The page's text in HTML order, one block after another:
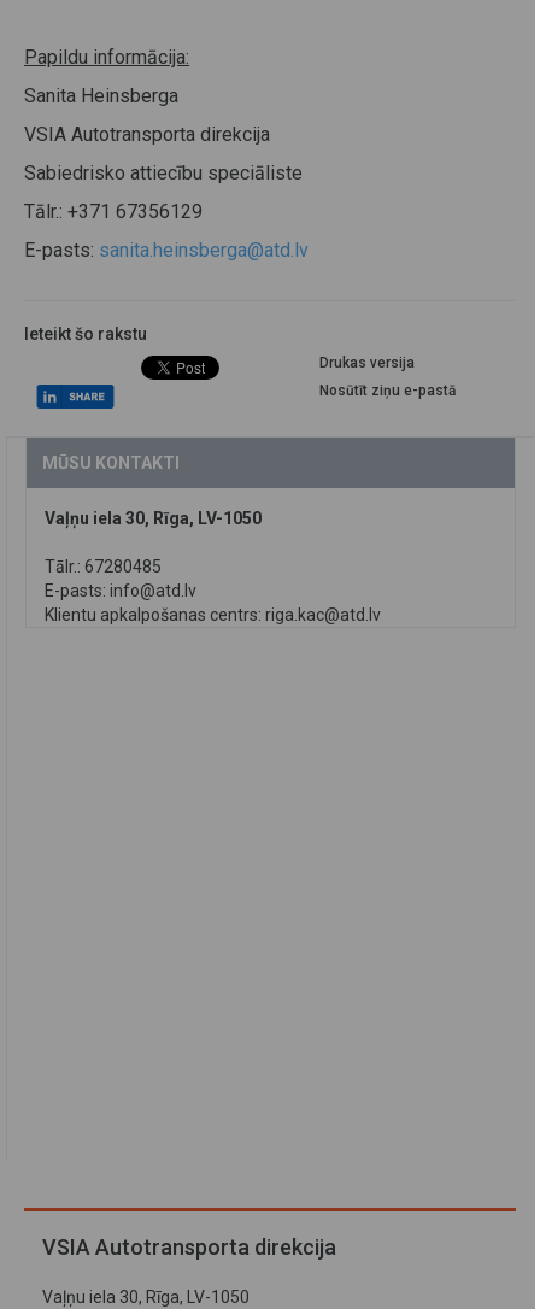
Papildu informācija:
Sanita Heinsberga
VSIA Autotransporta direkcija
Sabiedrisko attiecību speciāliste
Tālr.: +371 67356129
E-pasts: sanita.heinsberga@atd.lv
Ieteikt šo rakstu
Drukas versija
Nosūtīt ziņu e-pastā
MŪSU KONTAKTI
Vaļņu iela 30, Rīga, LV-1050
Tālr.: 67280485
E-pasts: info@atd.lv
Klientu apkalpošanas centrs: riga.kac@atd.lv
VSIA Autotransporta direkcija
Vaļņu iela 30, Rīga, LV-1050